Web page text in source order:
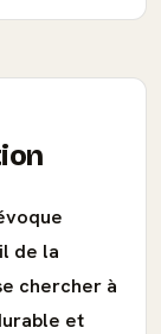
de la
chercher à
et